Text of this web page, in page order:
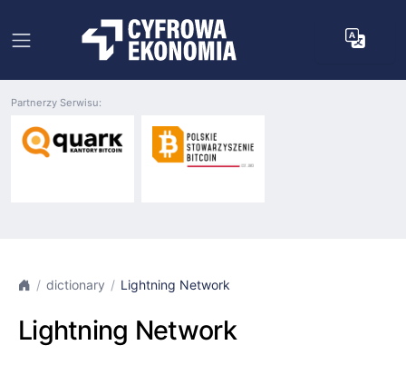
Partnerzy Serwisu:
dictionary Lightning Network
Lightning Network